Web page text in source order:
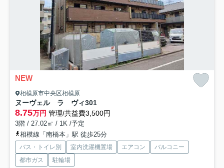
NEW
相模原市中央区相模原
ヌーヴェル ラ ヴィ301
8.75万円 管理/共益費3,500円
3階 / 27.02㎡ / 1K /予定
相模線「南橋本」駅 徒歩25分
バス・トイレ別 室内洗濯機置場 エアコン
バルコニー
都市ガス
駐輪場